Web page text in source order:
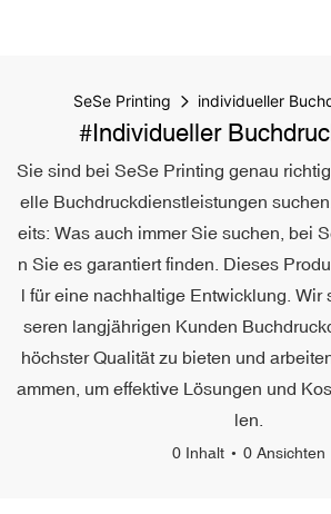
SeSe Printing individueller
#individueller
Sie sind bei SeSe Printing genau
elle Buchdruckdienstleistungen
eits: Was auch immer Sie suchen, bei
n Sie es garantiert finden. Dieses
l für eine nachhaltige Entwicklung. Wir
seren langjährigen Kunden
höchster Qualität zu bieten und
ammen, um effektive Lösungen und
len.
0 Inhalt 0 Ansichten